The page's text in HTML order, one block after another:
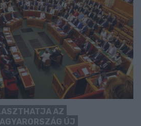
AZ
ÚJ